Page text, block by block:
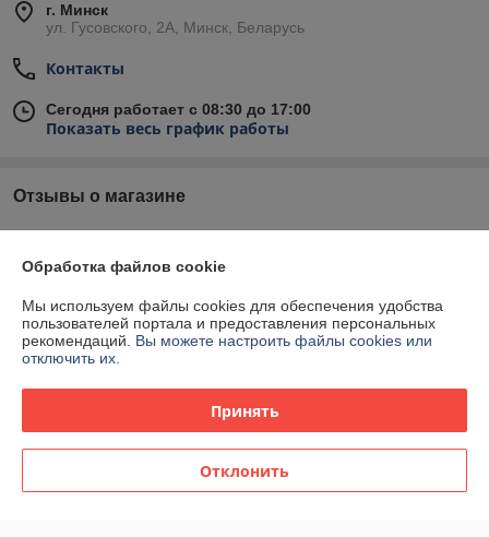
г. Минск
ул. Гусовского, 2А, Минск, Беларусь
Контакты
Сегодня работает с 08:30 до 17:00
Показать весь график работы
Отзывы о магазине
О нас
Контакты
График работы
Обработка файлов cookie
Мы используем файлы cookies для обеспечения удобства
пользователей портала и предоставления персональных
рекомендаций. Вы можете настроить файлы cookies или
отключить их.
Принять
Отклонить